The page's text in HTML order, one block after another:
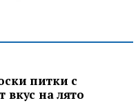
питки с
вкус на лято